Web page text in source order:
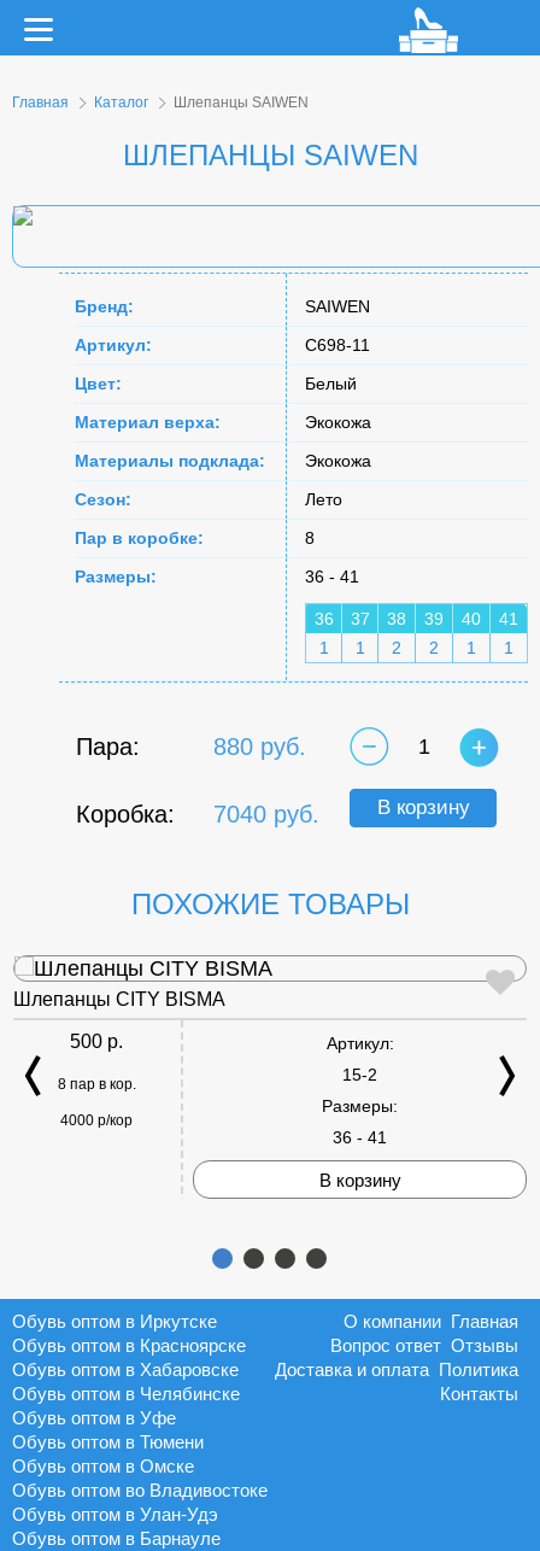
Главная Каталог Шлепанцы SAIWEN
ШЛЕПАНЦЫ SAIWEN
Бренд:
SAIWEN
Артикул:
C698-11
Цвет:
Белый
Материал верха:
Экокожа
Материалы подклада:
Экокожа
Сезон:
Лето
Пар в коробке:
8
Размеры:
36 - 41
36 37 38 39 40
41
1
1 2 2 1 1
Пара: 880 руб.
Коробка: 7040 руб.
1
В корзину
ПОХОЖИЕ ТОВАРЫ
Шлепанцы CITY BISMA
500 р.
8 пар в кор.
4000 р/кор
Артикул:
15-2
Размеры:
36 - 41
В корзину
Обувь оптом в Иркутске
Обувь оптом в Красноярске
Обувь оптом в Хабаровске
Обувь оптом в Челябинске
Обувь оптом в Уфе
Обувь оптом в Тюмени
Обувь оптом в Омске
Обувь оптом во Владивостоке
Обувь оптом в Улан-Удэ
Обувь оптом в Барнауле
Главная
О компании
Отзывы
Вопрос ответ
Политика
Доставка и оплата
Контакты